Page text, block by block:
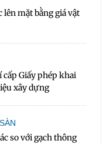
lên mặt bằng giá vật
cấp Giấy phép khai
xây dựng
so với gạch thông